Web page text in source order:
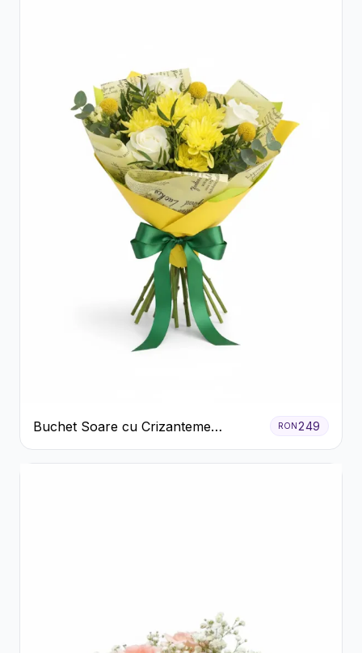
Buchet Soare cu Crizanteme
Galbene și Trandafiri Albi
RON 249